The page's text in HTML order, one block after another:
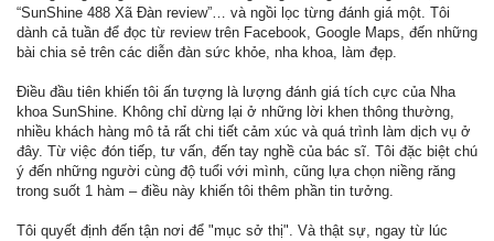
“SunShine 488 Xã Đàn review”… và ngồi lọc từng đánh giá một. Tôi
dành cả tuần để đọc từ review trên Facebook, Google Maps, đến những
bài chia sẻ trên các diễn đàn sức khỏe, nha khoa, làm đẹp.
Điều đầu tiên khiến tôi ấn tượng là lượng đánh giá tích cực của Nha
khoa SunShine. Không chỉ dừng lại ở những lời khen thông thường,
nhiều khách hàng mô tả rất chi tiết cảm xúc và quá trình làm dịch vụ ở
đây. Từ việc đón tiếp, tư vấn, đến tay nghề của bác sĩ. Tôi đặc biệt chú
ý đến những người cùng độ tuổi với mình, cũng lựa chọn niềng răng
trong suốt 1 hàm – điều này khiến tôi thêm phần tin tưởng.
Tôi quyết định đến tận nơi để "mục sở thị". Và thật sự, ngay từ lúc